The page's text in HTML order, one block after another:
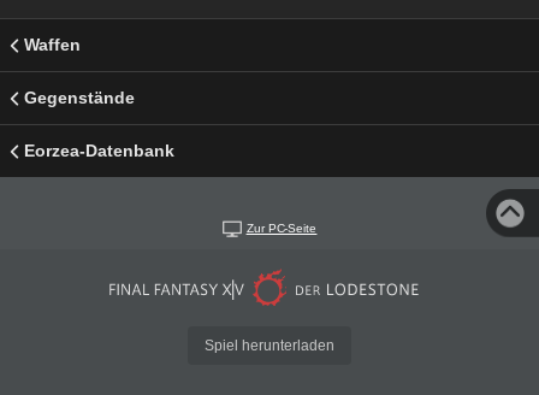
Waffen
Gegenstände
Eorzea-Datenbank
Zur PC-Seite
Spiel herunterladen